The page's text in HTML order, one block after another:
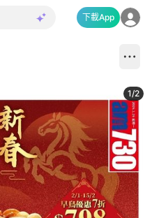
下載App
1/2